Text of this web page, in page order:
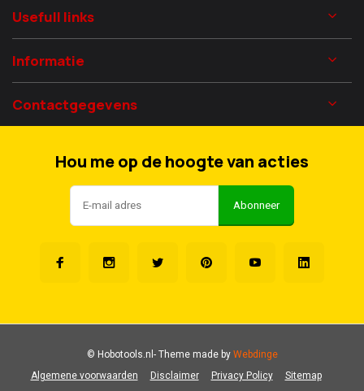
Usefull links
Informatie
Contactgegevens
Hou me op de hoogte van acties
Abonneer
Algemene voorwaarden Disclaimer Privacy Policy Sitemap
© Hobotools.nl- Theme made byWebdinge